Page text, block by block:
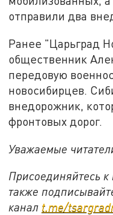
отправили два
Ранее "Царьград
общественник
передовую
новосибирцев.
внедорожник,
фронтовых дорог.
Уважаемые
Присоединяйтесь к
также
канал t.me/